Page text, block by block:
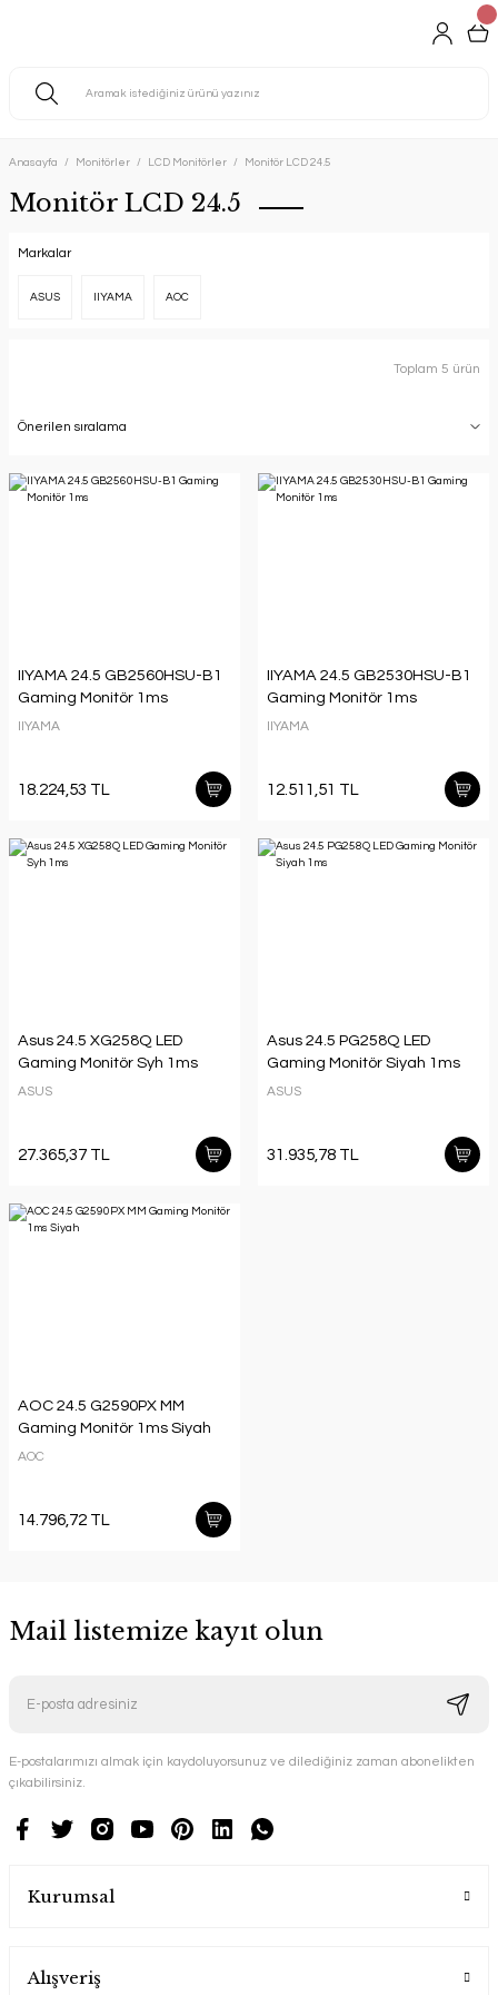
Anasayfa Monitörler LCD Monitörler Monitör LCD 24.5
Monitör LCD 24.5
Markalar
ASUS IIYAMA AOC
Toplam 5 ürün
IIYAMA 24.5 GB2560HSU-B1
Gaming Monitör 1ms
IIYAMA
18.224,53 TL
IIYAMA 24.5 GB2530HSU-B1
Gaming Monitör 1ms
IIYAMA
12.511,51 TL
Asus 24.5 XG258Q LED
Gaming Monitör Syh 1ms
ASUS
27.365,37 TL
Asus 24.5 PG258Q LED
Gaming Monitör Siyah 1ms
ASUS
31.935,78 TL
AOC 24.5 G2590PX MM
Gaming Monitör 1ms Siyah
AOC
14.796,72 TL
Mail listemize kayıt olun
E-postalarımızı almak için kaydoluyorsunuz ve dilediğiniz zaman abonelikten
çıkabilirsiniz.
Kurumsal
Alışveriş